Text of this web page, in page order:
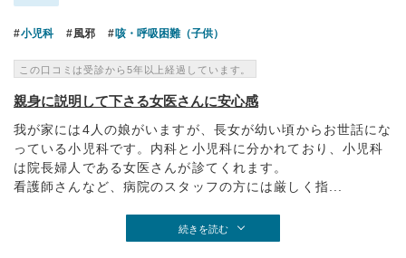
小児科 風邪 咳・呼吸困難（子供）
この口コミは受診から5年以上経過しています。
親身に説明して下さる女医さんに安心感
我が家には4人の娘がいますが、長女が幼い頃からお世話にな
っている小児科です。内科と小児科に分かれており、小児科
は院長婦人である女医さんが診てくれます。
看護師さんなど、病院のスタッフの方には厳しく指...
続きを読む